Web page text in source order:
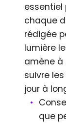
essentiel
chaque
rédigée
lumière
amène à
suivre
jour à
que